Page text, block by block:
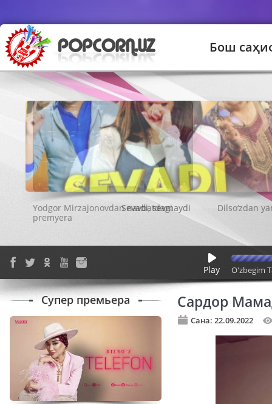
Бош
Sevadi, sevmaydi
Play O'zbegim
Сардор
Сана: 22.09.2022
Супер премьера